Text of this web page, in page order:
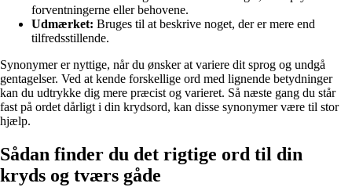
forventningerne eller behovene.
Udmærket: Bruges til at beskrive noget, der er mere end
tilfredsstillende.
Synonymer er nyttige, når du ønsker at variere dit sprog og undgå
gentagelser. Ved at kende forskellige ord med lignende betydninger
kan du udtrykke dig mere præcist og varieret. Så næste gang du står
fast på ordet dårligt i din krydsord, kan disse synonymer være til stor
hjælp.
Sådan finder du det rigtige ord til din
kryds og tværs gåde